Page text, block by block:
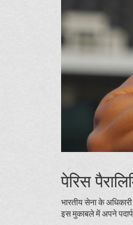
पेरिस
भारतीय सेना के
इस मुकाबले में अपने